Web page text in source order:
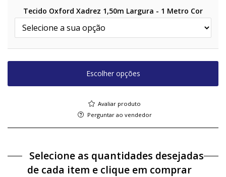
Tecido Oxford Xadrez 1,50m Largura - 1 Metro Cor
Escolher opções
Avaliar produto
Perguntar ao vendedor
Selecione as quantidades desejadas
de cada item e clique em comprar